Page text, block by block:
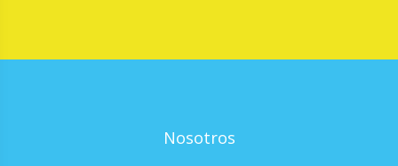
Nosotros